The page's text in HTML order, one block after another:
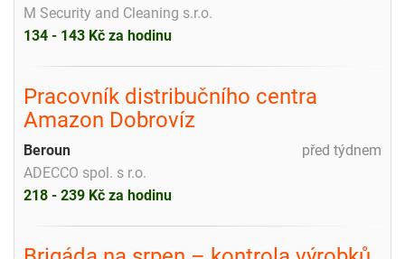
M Security and Cleaning s.r.o.
134 - 143 Kč za hodinu
Pracovník distribučního centra
Amazon Dobrovíz
před týdnem
Beroun
ADECCO spol. s r.o.
218 - 239 Kč za hodinu